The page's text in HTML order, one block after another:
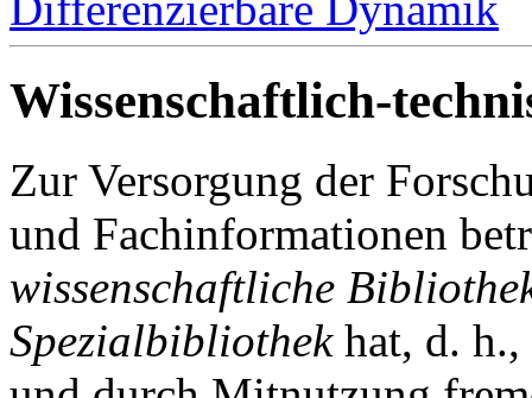
Wissenschaftlich-
Zur Versorgung der
und Fachinformationen
wissenschaftliche
Spezialbibliothekhat, d. h.,